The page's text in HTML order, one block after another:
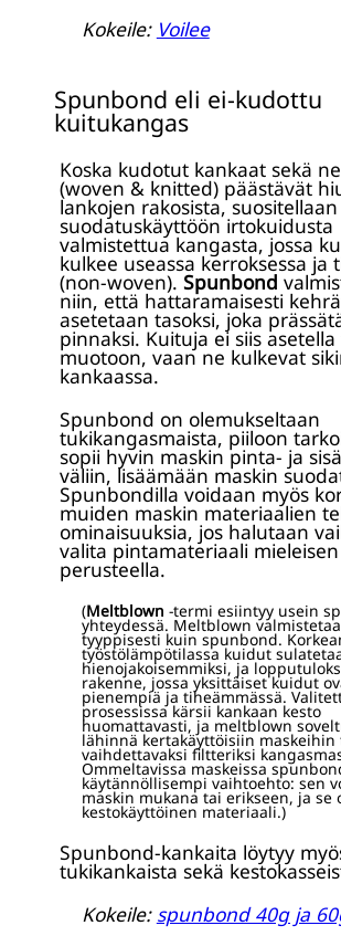
Kokeile: Voilee
Spunbond eli ei-kudottu
kuitukangas
Koska kudotut kankaat sekä
(woven & knitted) päästävät
lankojen rakosista, suositellaan
suodatuskäyttöön irtokuidusta
valmistettua kangasta, jossa
kulkee useassa kerroksessa ja
(non-woven). Spunbond
niin, että hattaramaisesti
asetetaan tasoksi, joka
pinnaksi. Kuituja ei siis
muotoon, vaan ne kulkevat
kankaassa.
Spunbond on olemukseltaan
tukikangasmaista, piiloon
sopii hyvin maskin pinta- ja
väliin, lisäämään maskin
Spunbondilla voidaan myös
muiden maskin materiaalien
ominaisuuksia, jos halutaan
valita pintamateriaali
perusteella.
(Meltblown -termi esiintyy usein
yhteydessä. Meltblown
tyyppisesti kuin spunbond.
työstölämpötilassa kuidut
hienojakoisemmiksi, ja
rakenne, jossa yksittäiset kuidut
pienempiä ja tiheämmässä.
prosessissa kärsii kankaan kesto
huomattavasti, ja meltblown
lähinnä kertakäyttöisiin maskeihin
vaihdettavaksi filtteriksi
Ommeltavissa maskeissa
käytännöllisempi vaihtoehto: sen
maskin mukana tai erikseen, ja se
kestokäyttöinen materiaali.)
Spunbond-kankaita löytyy
tukikankaista sekä
Kokeile: spunbond 40g ja